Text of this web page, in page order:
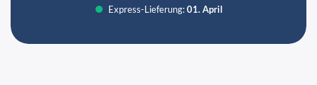
Express-Lieferung:01. April